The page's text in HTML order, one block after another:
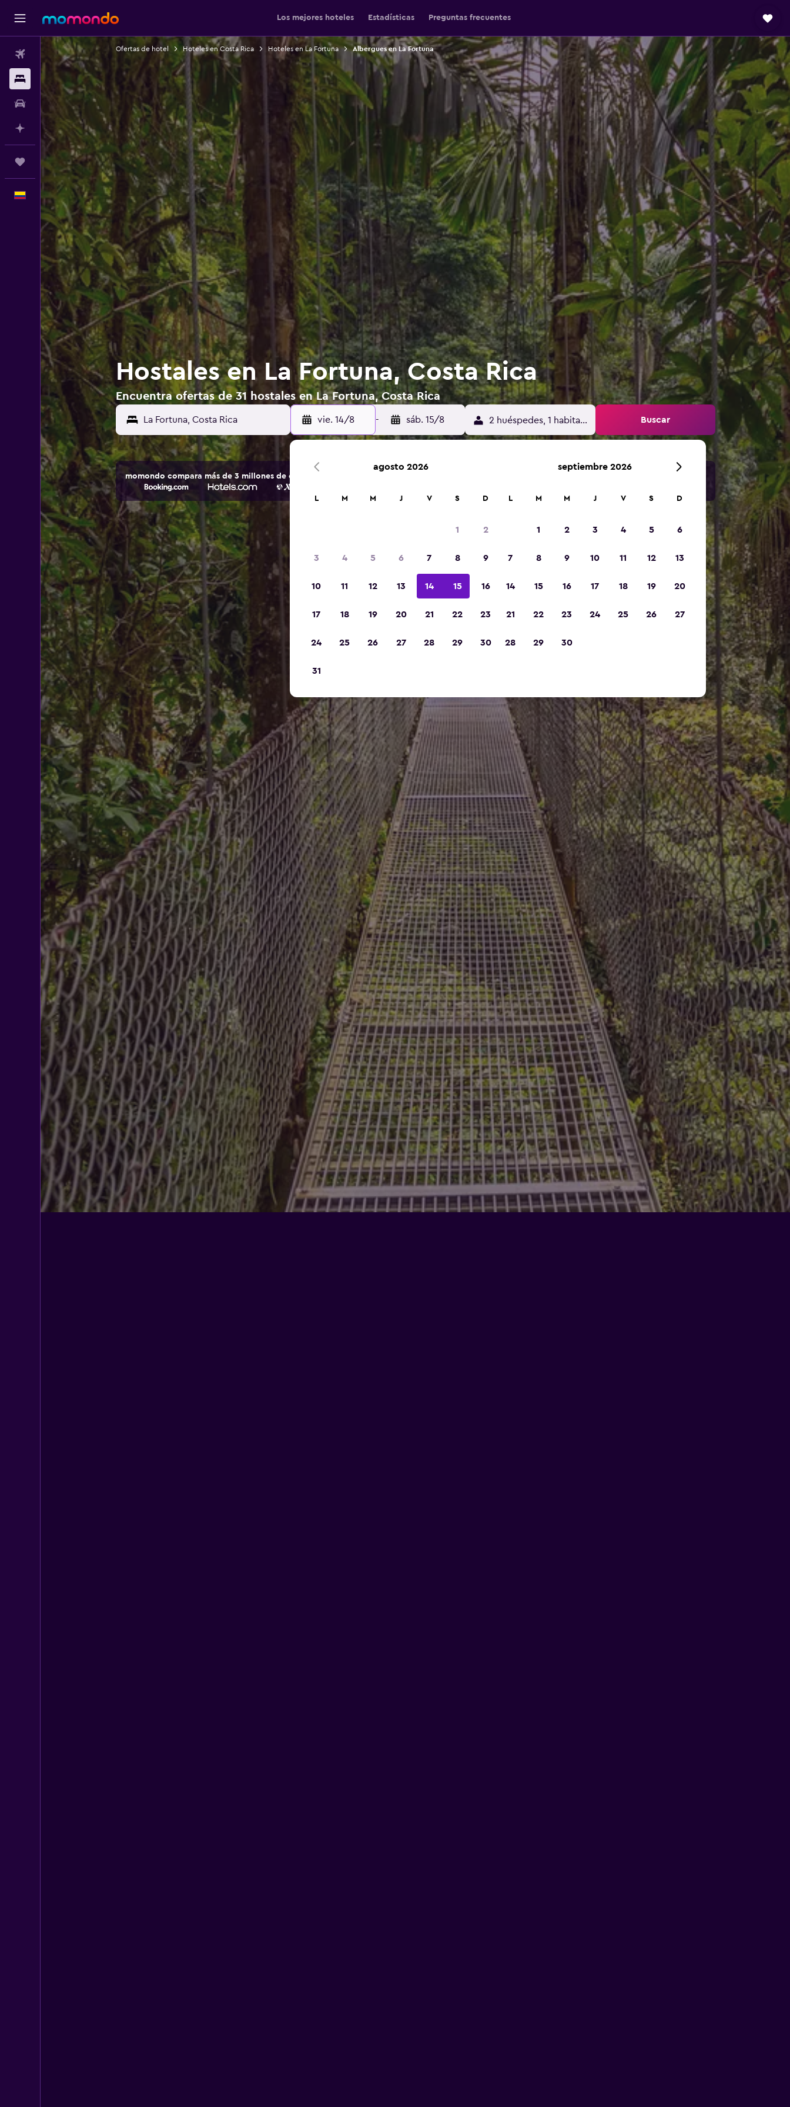
Los mejores hoteles Estadísticas Preguntas frecuentes
Vuelos
Alojamientos
Planifica con IA
Trips
Español
Ofertas de hotel Hoteles en Costa Rica Hoteles en La Fortuna Albergues en La Fortuna
Hostales en La Fortuna, Costa Rica
Encuentra ofertas de 31 hostales en La Fortuna, Costa Rica
vie. 14/8 - sáb. 15/8 2 huéspedes, 1 habitación Buscar
momondo compara más de 3 millones de opciones de hoteles y alojamientos.
agosto 2026
L M M J V S D
1 2
3 4 5 6 7 8 9
10 11 12 13 14 15 16
17 18 19 20 21 22 23
24 25 26 27 28 29 30
31
septiembre 2026
L M M J V S D
1 2 3 4 5 6
7 8 9 10 11 12 13
14 15 16 17 18 19 20
21 22 23 24 25 26 27
28 29 30